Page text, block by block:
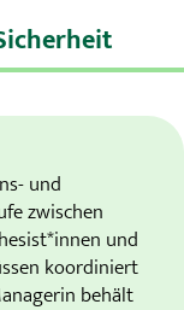
und
zwischen
und
koordiniert
behält